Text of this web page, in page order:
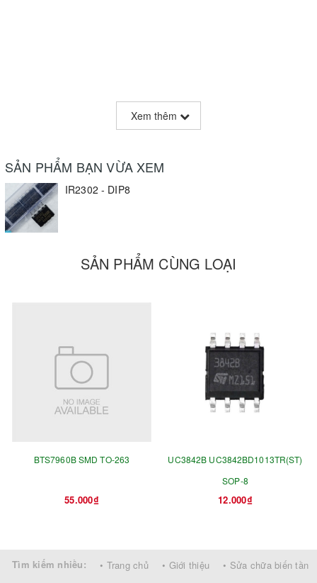
Xem thêm
SẢN PHẨM BẠN VỪA XEM
IR2302 - DIP8
SẢN PHẨM CÙNG LOẠI
BTS7960B SMD TO-263
55.000₫
UC3842B UC3842BD1013TR(ST)
SOP-8
12.000₫
Tìm kiếm nhiều: • Trang chủ • Giới thiệu • Sửa chữa biến tần